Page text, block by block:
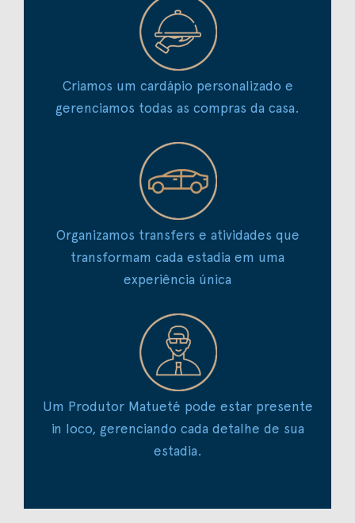
Criamos um cardápio personalizado e
gerenciamos todas as compras da casa.
Organizamos transfers e atividades que
transformam cada estadia em uma
experiência única
Um Produtor Matueté pode estar presente
in loco, gerenciando cada detalhe de sua
estadia.